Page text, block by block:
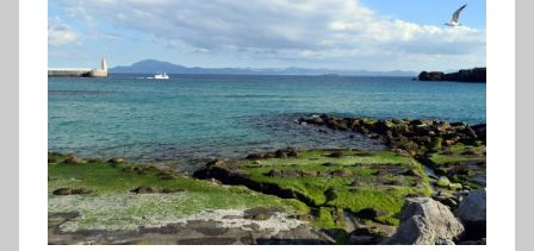
t
e
g
o
2
0
1
8